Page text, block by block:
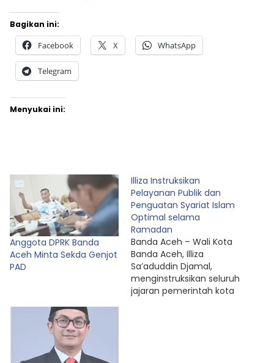
Bagikan ini:
Facebook X WhatsApp
Telegram
Menyukai ini:
Anggota DPRK Banda
Aceh Minta Sekda Genjot
PAD
Illiza Instruksikan
Pelayanan Publik dan
Penguatan Syariat Islam
Optimal selama
Ramadan
Banda Aceh – Wali Kota
Banda Aceh, Illiza
Sa’aduddin Djamal,
menginstruksikan seluruh
jajaran pemerintah kota